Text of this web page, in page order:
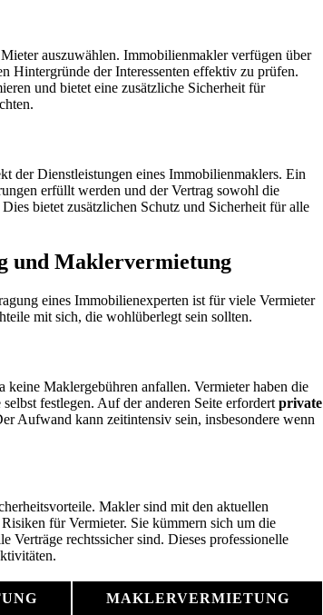
auszuwählen. Immobilienmakler verfügen über
Hintergründe der Interessenten effektiv zu prüfen.
und bietet eine zusätzliche Sicherheit für
der Dienstleistungen eines Immobilienmaklers. Ein
erfüllt werden und der Vertrag sowohl die
bietet zusätzlichen Schutz und Sicherheit für alle
und Maklervermietung
eines Immobilienexperten ist für viele Vermieter
mit sich, die wohlüberlegt sein sollten.
keine Maklergebühren anfallen. Vermieter haben die
festlegen. Auf der anderen Seite erfordertprivate
Aufwand kann zeitintensiv sein, insbesondere wenn
Makler sind mit den aktuellen
für Vermieter. Sie kümmern sich um die
Verträge rechtssicher sind. Dieses professionelle
MAKLERVERMIETUNG